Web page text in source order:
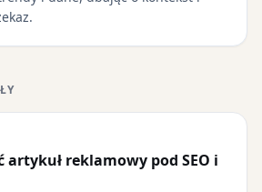
artykuł reklamowy pod SEO i